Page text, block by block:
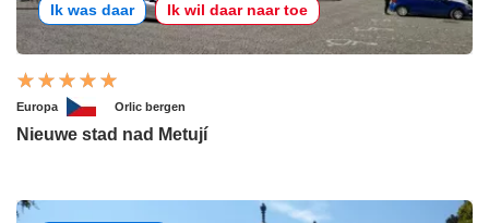
Ik was daar Ik wil daar naar toe
Europa Orlic bergen
Nieuwe stad nad Metují